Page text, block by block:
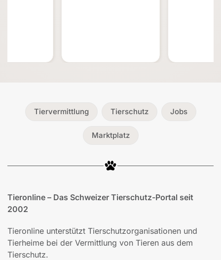
Tiervermittlung Tierschutz Jobs
Marktplatz
Tieronline – Das Schweizer Tierschutz-Portal seit
2002
Tieronline unterstützt Tierschutzorganisationen und
Tierheime bei der Vermittlung von Tieren aus dem
Tierschutz.